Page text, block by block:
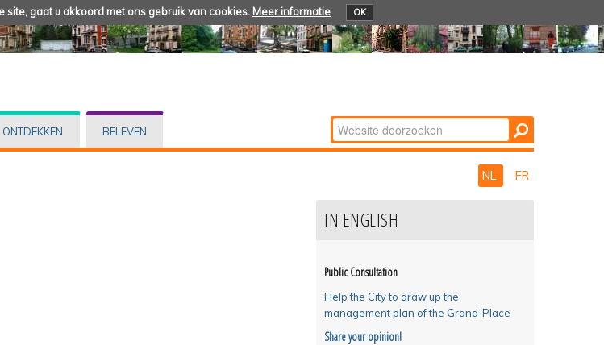
gaat u akkoord met ons gebruik van cookies. Meer informatie OK
ONTDEKKEN BELEVEN Zoek
Geavanceerd
NL FR
IN ENGLISH
Public Consultation
Help the City to draw up the
management plan of the Grand-Place
Share your opinion!